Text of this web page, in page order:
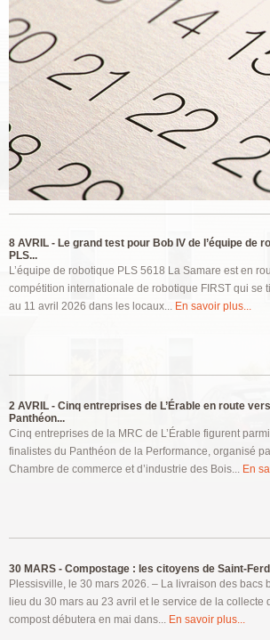
8 AVRIL - Le grand test pour Bob IV de l’équipe de
PLS...
L’équipe de robotique PLS 5618 La Samare est en
compétition internationale de robotique FIRST qui se
au 11 avril 2026 dans les locaux... En savoir plus...
2 AVRIL - Cinq entreprises de L’Érable en route
Panthéon...
Cinq entreprises de la MRC de L’Érable figurent
finalistes du Panthéon de la Performance, organisé
Chambre de commerce et d’industrie des Bois... En
30 MARS - Compostage : les citoyens de Saint-
Plessisville, le 30 mars 2026. – La livraison des bacs
lieu du 30 mars au 23 avril et le service de la collecte
compost débutera en mai dans... En savoir plus...
Pages